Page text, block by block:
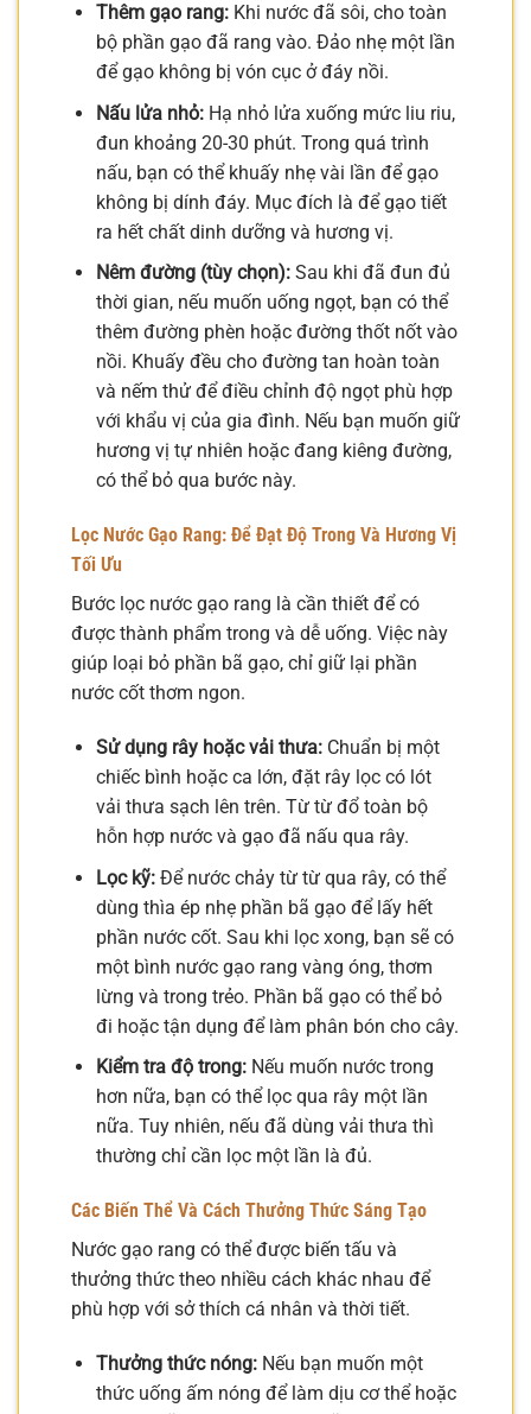
Thêm gạo rang:Khi nước đã sôi, cho toàn
bộ phần gạo đã rang vào. Đảo nhẹ một lần
để gạo không bị vón cục ở đáy nồi.
Nấu lửa nhỏ:Hạ nhỏ lửa xuống mức liu riu,
đun khoảng 20-30 phút. Trong quá trình
nấu, bạn có thể khuấy nhẹ vài lần để gạo
không bị dính đáy. Mục đích là để gạo tiết
ra hết chất dinh dưỡng và hương vị.
Nêm đường (tùy chọn):Sau khi đã đun đủ
thời gian, nếu muốn uống ngọt, bạn có thể
thêm đường phèn hoặc đường thốt nốt vào
nồi. Khuấy đều cho đường tan hoàn toàn
và nếm thử để điều chỉnh độ ngọt phù hợp
với khẩu vị của gia đình. Nếu bạn muốn giữ
hương vị tự nhiên hoặc đang kiêng đường,
có thể bỏ qua bước này.
Lọc Nước Gạo Rang: Để Đạt Độ Trong Và Hương Vị
Tối Ưu
Bước lọc nước gạo rang là cần thiết để có
được thành phẩm trong và dễ uống. Việc này
giúp loại bỏ phần bã gạo, chỉ giữ lại phần
nước cốt thơm ngon.
Sử dụng rây hoặc vải thưa:Chuẩn bị một
chiếc bình hoặc ca lớn, đặt rây lọc có lót
vải thưa sạch lên trên. Từ từ đổ toàn bộ
hỗn hợp nước và gạo đã nấu qua rây.
Lọc kỹ:Để nước chảy từ từ qua rây, có thể
dùng thìa ép nhẹ phần bã gạo để lấy hết
phần nước cốt. Sau khi lọc xong, bạn sẽ có
một bình nước gạo rang vàng óng, thơm
lừng và trong trẻo. Phần bã gạo có thể bỏ
đi hoặc tận dụng để làm phân bón cho cây.
Kiểm tra độ trong:Nếu muốn nước trong
hơn nữa, bạn có thể lọc qua rây một lần
nữa. Tuy nhiên, nếu đã dùng vải thưa thì
thường chỉ cần lọc một lần là đủ.
Các Biến Thể Và Cách Thưởng Thức Sáng Tạo
Nước gạo rang có thể được biến tấu và
thưởng thức theo nhiều cách khác nhau để
phù hợp với sở thích cá nhân và thời tiết.
Thưởng thức nóng:Nếu bạn muốn một
thức uống ấm nóng để làm dịu cơ thể hoặc